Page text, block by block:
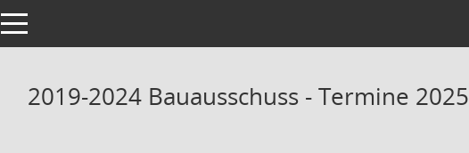
Toggle navigation
2019-2024 Bauausschuss - Termine 2025